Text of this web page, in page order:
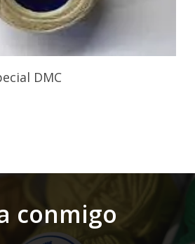
Opciones
DMC
conmigo